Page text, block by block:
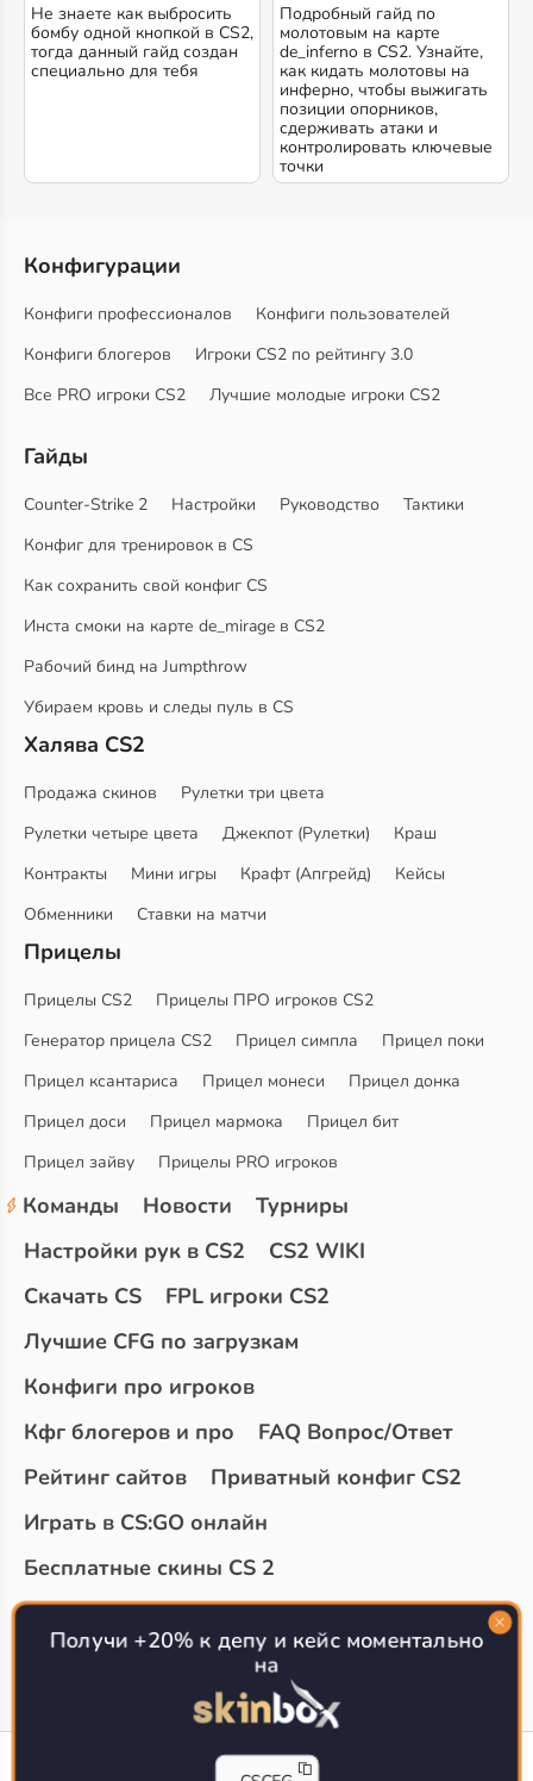
Не знаете как выбросить
бомбу одной кнопкой в CS2,
тогда данный гайд создан
специально для тебя
Подробный гайд по
молотовым на карте
de_inferno в CS2. Узнайте,
как кидать молотовы на
инферно, чтобы выжигать
позиции опорников,
сдерживать атаки и
контролировать ключевые
точки
Конфигурации
Конфиги профессионалов
Конфиги пользователей
Конфиги блогеров
Игроки CS2 по рейтингу 3.0
Все PRO игроки CS2
Лучшие молодые игроки CS2
Гайды
Counter-Strike 2 Настройки Руководство
Тактики
Конфиг для тренировок в CS
Как сохранить свой конфиг CS
Инста смоки на карте de_mirage в CS2
Рабочий бинд на Jumpthrow
Убираем кровь и следы пуль в CS
Халява CS2
Продажа скинов
Рулетки три цвета
Рулетки четыре цвета
Джекпот (Рулетки)
Краш
Контракты
Мини игры Крафт (Апгрейд)
Кейсы
Обменники
Ставки на матчи
Прицелы
Прицелы CS2
Прицелы ПРО игроков CS2
Генератор прицела CS2
Прицел симпла
Прицел поки
Прицел ксантариса
Прицел монеси
Прицел донка
Прицел доси
Прицел мармока
Прицел бит
Прицел зайву
Прицелы PRO игроков
Команды Новости
Турниры
Настройки рук в CS2
CS2 WIKI
Скачать CS
FPL игроки CS2
Лучшие CFG по загрузкам
Конфиги про игроков
Кфг блогеров и про
FAQ Вопрос/Ответ
Рейтинг сайтов
Приватный конфиг CS2
Играть в CS:GO онлайн
Бесплатные скины CS 2
Топ сайтов с халявой КС 2
О проекте
Получи +20% к депу и кейс моментально
на